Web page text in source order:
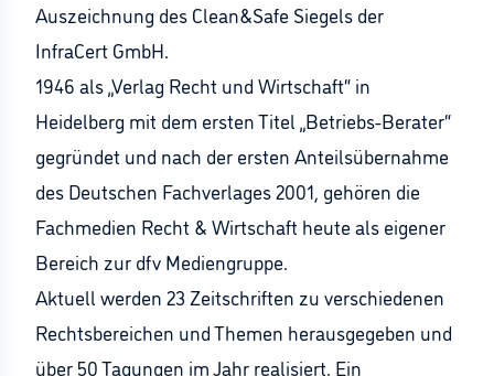
Auszeichnung des Clean&Safe Siegels der
InfraCert GmbH.
1946 als „Verlag Recht und Wirtschaft“ in
Heidelberg mit dem ersten Titel „Betriebs-Berater“
gegründet und nach der ersten Anteilsübernahme
des Deutschen Fachverlages 2001, gehören die
Fachmedien Recht & Wirtschaft heute als eigener
Bereich zur dfv Mediengruppe.
Aktuell werden 23 Zeitschriften zu verschiedenen
Rechtsbereichen und Themen herausgegeben und
über 50 Tagungen im Jahr realisiert. Ein